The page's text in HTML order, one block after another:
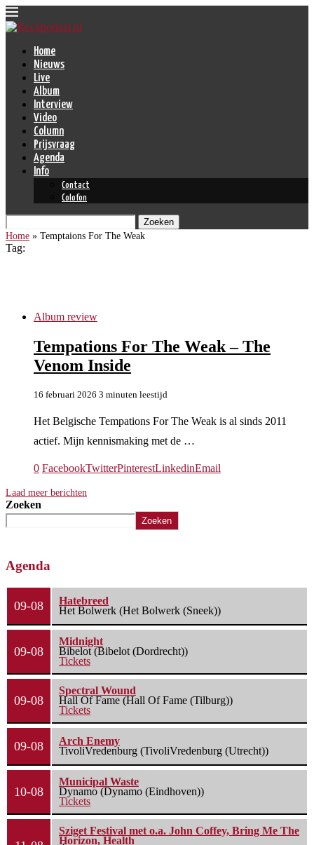
Home
Nieuws
Live
Album
Interview
Video
Column
Prijsvraag
Agenda
Info
Contact
Colofon
Zoeken
Home » Temptaions For The Weak
Tag:
Album review
Tempations For The Weak – The
Venom Inside
16 februari 2026 3 minuten leestijd
Het Belgische Tempations For The Weak is al sinds 2011
actief. Mijn kennismaking met de …
0 FacebookTwitterPinterestLinkedinEmail
Laad meer berichten
Zoeken
Zoeken
Agenda
09-08
Hatebreed
Het Bolwerk (Het Bolwerk (Sneek))
09-08
Midnight
Bibelot (Bibelot (Dordrecht))
Tickets
09-08
Spectral Wound
Hall Of Fame (Hall Of Fame (Tilburg))
Tickets
09-08
Arch Enemy
TivoliVredenburg (TivoliVredenburg (Utrecht))
10-08
Municipal Waste
Dynamo (Dynamo (Eindhoven))
Tickets
Sziget Festival met o.a. John Coffey, Bring Me The
Horizon, Health